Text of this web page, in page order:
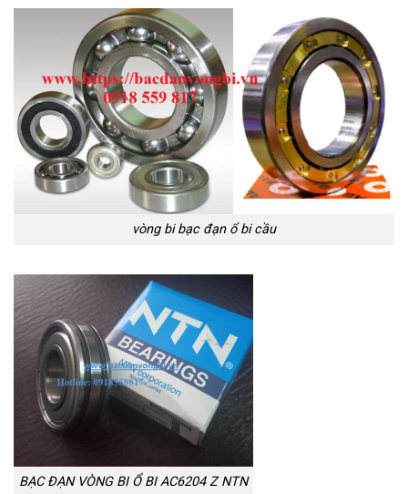
vòng bi bạc đạn ổ bi cầu
BẠC ĐẠN VÒNG BI Ổ BI AC6204 Z NTN